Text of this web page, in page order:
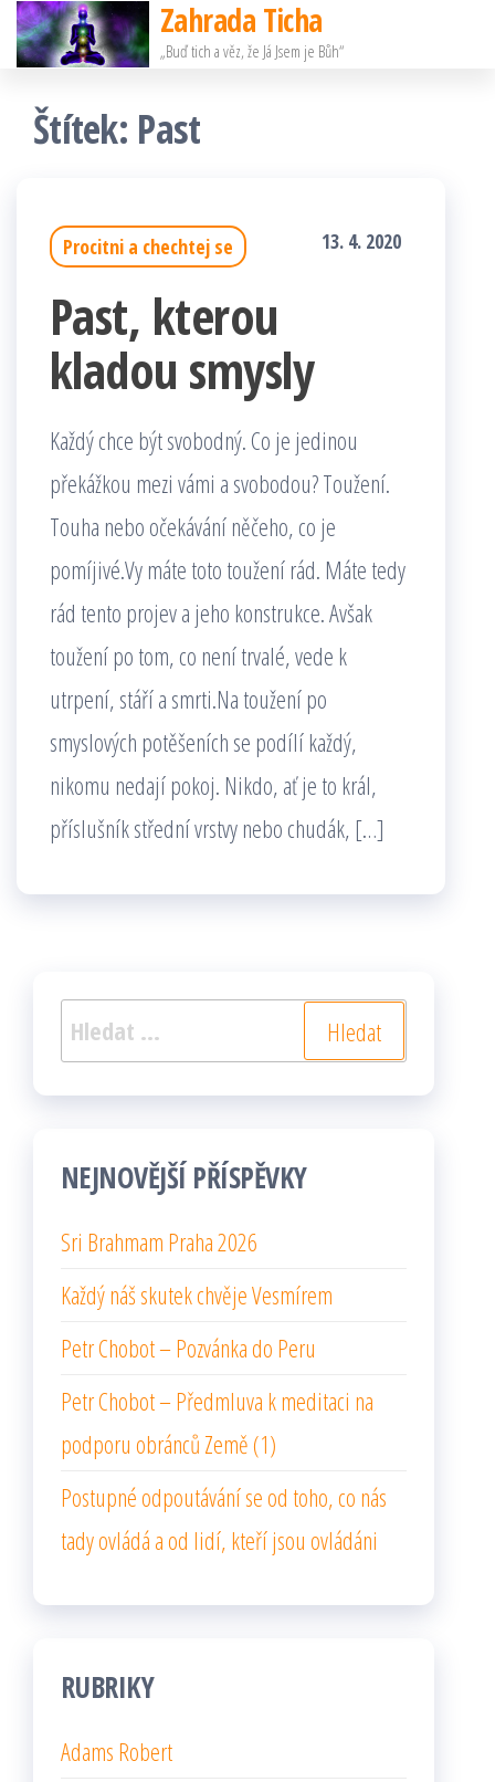
Přeskočit
na
obsah
Zahrada Ticha
„Buď tich a věz, že Já Jsem je Bůh“
Štítek: Past
Procitni a chechtej se 13. 4. 2020
Past, kterou
kladou smysly
Každý chce být svobodný. Co je jedinou
překážkou mezi vámi a svobodou? Toužení.
Touha nebo očekávání něčeho, co je
pomíjivé.Vy máte toto toužení rád. Máte tedy
rád tento projev a jeho konstrukce. Avšak
toužení po tom, co není trvalé, vede k
utrpení, stáří a smrti.Na toužení po
smyslových potěšeních se podílí každý,
nikomu nedají pokoj. Nikdo, ať je to král,
příslušník střední vrstvy nebo chudák, […]
Vyhledávání
NEJNOVĚJŠÍ PŘÍSPĚVKY
Sri Brahmam Praha 2026
Každý náš skutek chvěje Vesmírem
Petr Chobot – Pozvánka do Peru
Petr Chobot – Předmluva k meditaci na
podporu obránců Země (1)
Postupné odpoutávání se od toho, co nás
tady ovládá a od lidí, kteří jsou ovládáni
RUBRIKY
Adams Robert